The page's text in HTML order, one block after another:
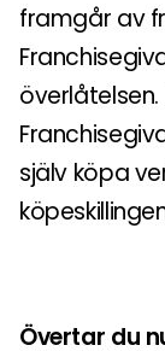
framgår av
själv köpa
Övertar du